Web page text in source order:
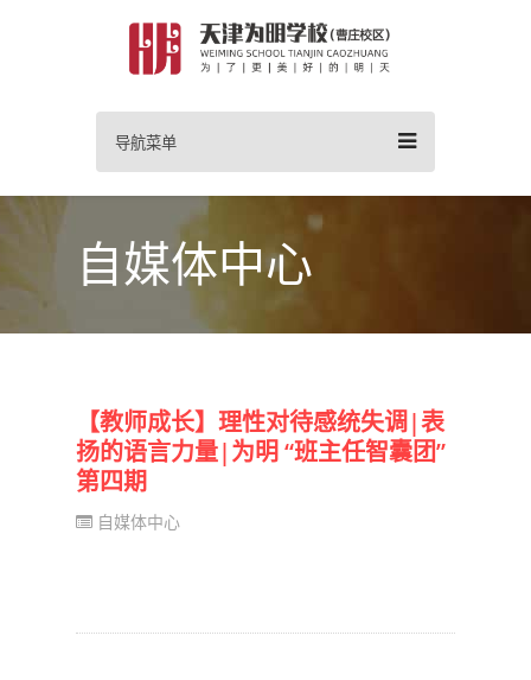
导航菜单
自媒体中心
【教师成长】理性对待感统失调|表
扬的语言力量|为明 “班主任智囊团”
第四期
自媒体中心